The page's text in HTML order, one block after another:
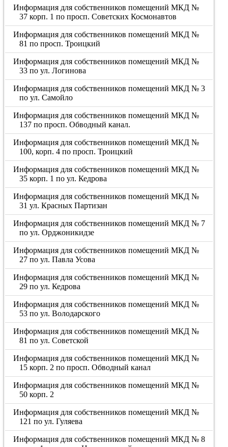
Информация для собственников помещений МКД №
37 корп. 1 по просп. Советских Космонавтов
Информация для собственников помещений МКД №
81 по просп. Троицкий
Информация для собственников помещений МКД №
33 по ул. Логинова
Информация для собственников помещений МКД № 3
по ул. Самойло
Информация для собственников помещений МКД №
137 по просп. Обводный канал.
Информация для собственников помещений МКД №
100, корп. 4 по просп. Троицкий
Информация для собственников помещений МКД №
35 корп. 1 по ул. Кедрова
Информация для собственников помещений МКД №
31 ул. Красных Партизан
Информация для собственников помещений МКД № 7
по ул. Орджоникидзе
Информация для собственников помещений МКД №
27 по ул. Павла Усова
Информация для собственников помещений МКД №
29 по ул. Кедрова
Информация для собственников помещений МКД №
53 по ул. Володарского
Информация для собственников помещений МКД №
81 по ул. Советской
Информация для собственников помещений МКД №
15 корп. 2 по просп. Обводный канал
Информация для собственников помещений МКД №
50 корп. 2
Информация для собственников помещений МКД №
121 по ул. Гуляева
Информация для собственников помещений МКД № 8